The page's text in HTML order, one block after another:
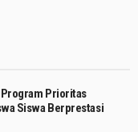
Program Prioritas
Siswa Berprestasi